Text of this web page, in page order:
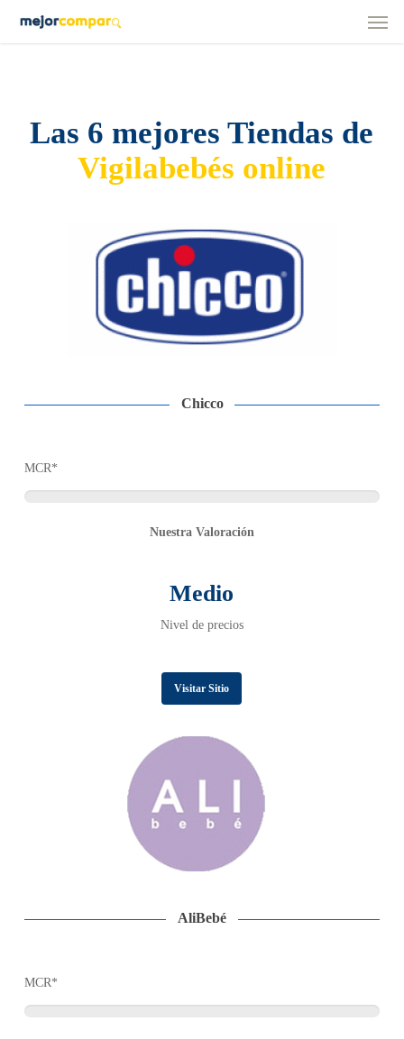
Menu
Las 6 mejores Tiendas de
Vigilabebés online
Chicco
MCR*
Nuestra Valoración
Medio
Nivel de precios
Visitar Sitio
AliBebé
MCR*